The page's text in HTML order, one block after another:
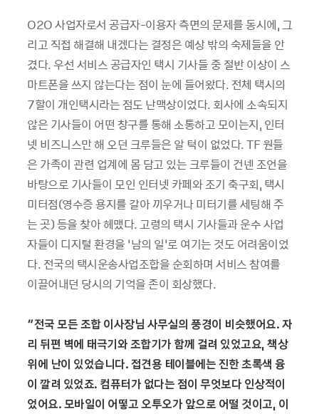
O2O 사업자로서 공급자-이용자 측면의 문제를 동시에, 그
리고 직접 해결해 내겠다는 결정은 예상 밖의 숙제들을 안
겼다. 우선 서비스 공급자인 택시 기사들 중 절반 이상이 스
마트폰을 쓰지 않는다는 점이 눈에 들어왔다. 전체 택시의
7할이 개인택시라는 점도 난맥상이었다. 회사에 소속되지
않은 기사들이 어떤 창구를 통해 소통하고 모이는지, 인터
넷 비즈니스만 해 오던 크루들은 알 턱이 없었다. TF 원들
은 가족이 관련 업계에 몸 담고 있는 크루들이 건넨 조언을
바탕으로 기사들이 모인 인터넷 카페와 조기 축구회, 택시
미터점(영수증 용지를 갈아 끼우거나 미터기를 세팅해 주
는 곳) 등을 찾아 헤맸다. 고령의 택시 기사들과 운수 사업
자들이 디지털 환경을 ‘남의 일’로 여기는 것도 어려움이었
다. 전국의 택시운송사업조합을 순회하며 서비스 참여를
이끌어내던 당시의 기억을 존이 회상했다.
“전국 모든 조합 이사장님 사무실의 풍경이 비슷했어요.자
리 뒤편 벽에 태극기와 조합기가 함께 걸려 있었고요, 책상
위에 난이 있었습니다.접견용 테이블에는 진한 초록색 융
이 깔려 있었죠. 컴퓨터가 없다는 점이 무엇보다 인상적이
었어요.모바일이 어떻고 오투오가 앞으로 어떨 것이고, 이